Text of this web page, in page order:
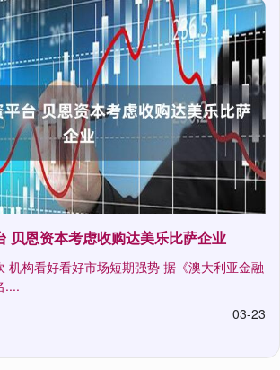
贝恩资本考虑收购达美乐比萨企业
机构看好看好市场短期强势 据《澳大利亚金融
....
03-23